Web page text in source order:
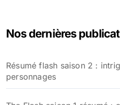
r
e
r
Nos dernières
Résumé flash saison 2 :
personnages